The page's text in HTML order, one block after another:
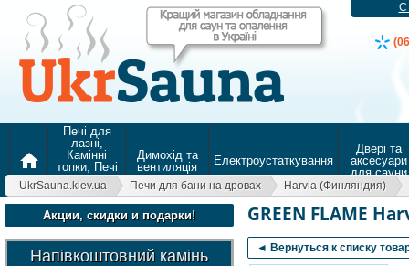
home
Печі для
лазні,
Камінні
топки, Печі
для
опалення
Димохід та
вентиляція
Електроустаткування
Двері та
аксесуари
для сауни
UkrSauna.kiev.ua Печи для бани на дровах Harvia (Финляндия)
Акции, скидки и подарки!
Напівкоштовний камінь
GREEN FLAME
◄ Вернуться к списку